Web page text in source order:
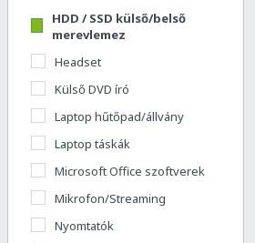
HDD / SSD külső/belső
merevlemez
Headset
Külső DVD író
Laptop hűtőpad/állvány
Laptop táskák
Microsoft Office szoftverek
Mikrofon/Streaming
Nyomtatók